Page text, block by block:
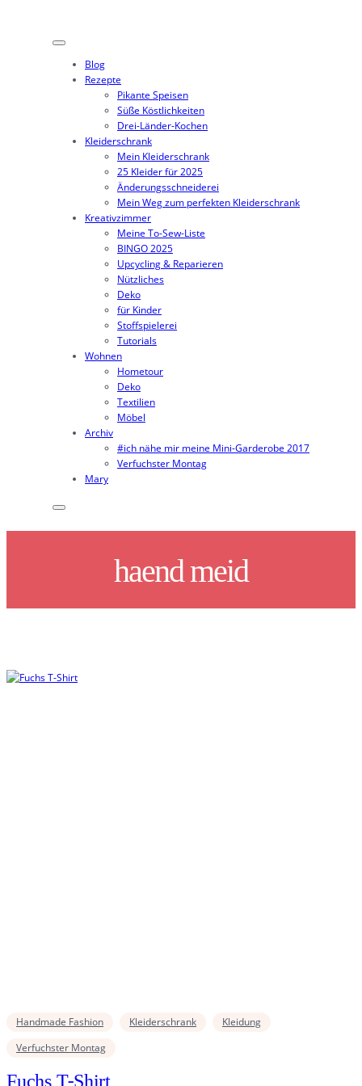
Blog
Rezepte
Pikante Speisen
Süße Köstlichkeiten
Drei-Länder-Kochen
Kleiderschrank
Mein Kleiderschrank
25 Kleider für 2025
Änderungsschneiderei
Mein Weg zum perfekten Kleiderschrank
Kreativzimmer
Meine To-Sew-Liste
BINGO 2025
Upcycling & Reparieren
Nützliches
Deko
für Kinder
Stoffspielerei
Tutorials
Wohnen
Hometour
Deko
Textilien
Möbel
Archiv
#ich nähe mir meine Mini-Garderobe 2017
Verfuchster Montag
Mary
haend meid
Handmade Fashion Kleiderschrank
Kleidung
Verfuchster Montag
Fuchs T-Shirt